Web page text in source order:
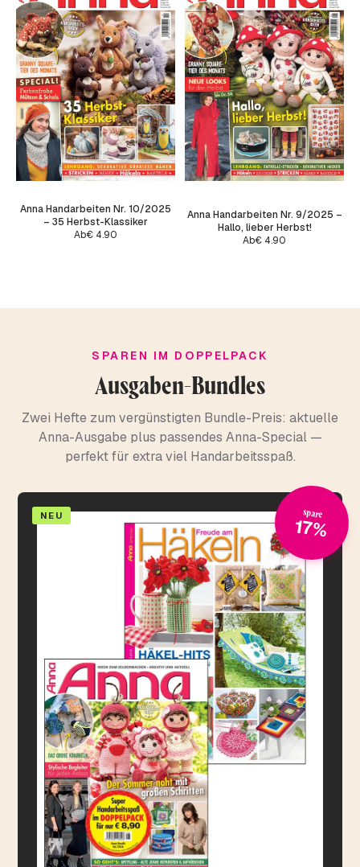
Anna Handarbeiten Nr. 10/2025
– 35 Herbst-Klassiker
Ab€ 4.90
Anna Handarbeiten Nr. 9/2025 –
Hallo, lieber Herbst!
Ab€ 4.90
SPAREN IM DOPPELPACK
Ausgaben-Bundles
Zwei Hefte zum vergünstigten Bundle-Preis: aktuelle
Anna-Ausgabe plus passendes Anna-Special —
perfekt für extra viel Handarbeitsspaß.
NEU spare
17%